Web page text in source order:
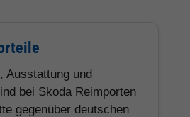
Ausstattung und
bei Skoda Reimporten
gegenüber deutschen